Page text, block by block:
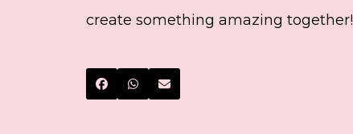
create something amazing together!